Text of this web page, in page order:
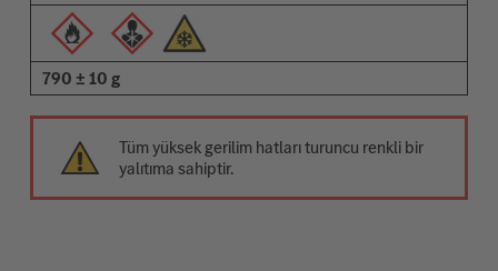
790 ± 10 g
Tüm yüksek gerilim hatları turuncu renkli bir
yalıtıma sahiptir.